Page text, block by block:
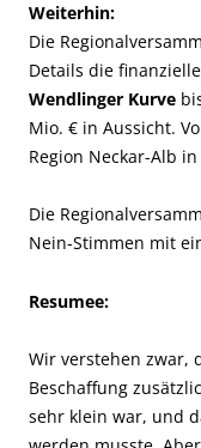
Weiterhin:
Die
Details die
Wendlinger Kurve
Mio. € in Aussicht.
Region Neckar-Alb
Die
Nein-Stimmen mit
Resumee:
Wir verstehen zwar,
Beschaffung
sehr klein war, und